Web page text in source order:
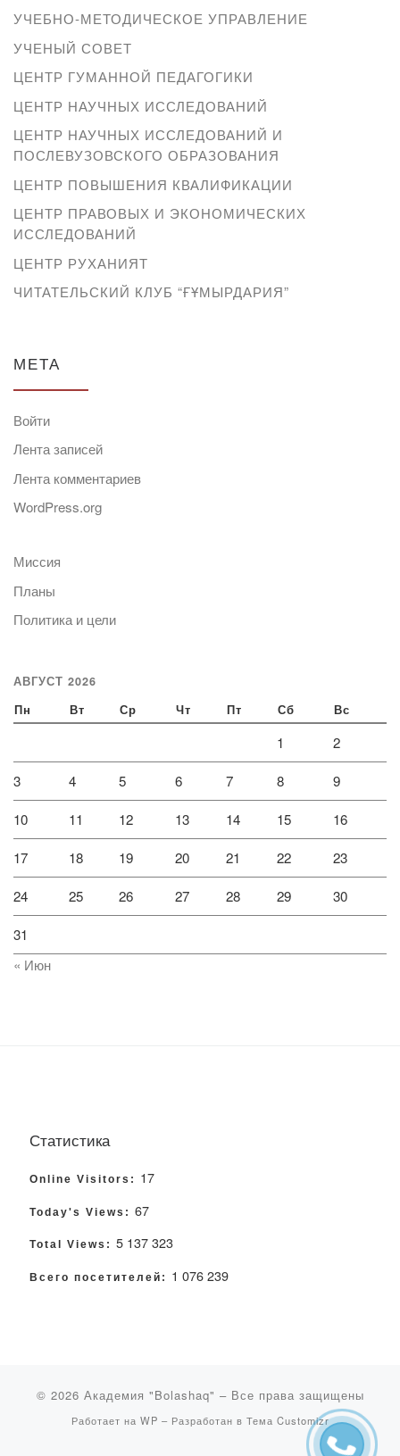
УЧЕБНО-МЕТОДИЧЕСКОЕ УПРАВЛЕНИЕ
УЧЕНЫЙ СОВЕТ
ЦЕНТР ГУМАННОЙ ПЕДАГОГИКИ
ЦЕНТР НАУЧНЫХ ИССЛЕДОВАНИЙ
ЦЕНТР НАУЧНЫХ ИССЛЕДОВАНИЙ И
ПОСЛЕВУЗОВСКОГО ОБРАЗОВАНИЯ
ЦЕНТР ПОВЫШЕНИЯ КВАЛИФИКАЦИИ
ЦЕНТР ПРАВОВЫХ И ЭКОНОМИЧЕСКИХ
ИССЛЕДОВАНИЙ
ЦЕНТР РУХАНИЯТ
ЧИТАТЕЛЬСКИЙ КЛУБ “ҒҰМЫРДАРИЯ”
МЕТА
Войти
Лента записей
Лента комментариев
WordPress.org
Миссия
Планы
Политика и цели
АВГУСТ 2026
Пн Вт Ср Чт Пт Сб Вс
1 2
3 4 5 6 7 8 9
10 11 12 13 14 15 16
17 18 19 20 21 22 23
24 25 26 27 28 29 30
31
« Июн
Статистика
Online Visitors: 17
Today's Views: 67
Total Views: 5 137 323
Всего посетителей: 1 076 239
© 2026 Академия "Bolashaq" – Все права защищены
Работает на WP – Разработан в Тема Customizr